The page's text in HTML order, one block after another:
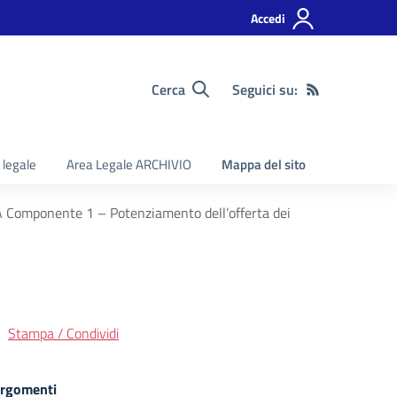
Accedi
Cerca Seguici su:
Area Legale ARCHIVIO Mappa del sito
Componente 1 – Potenziamento dell’offerta dei
Stampa / Condividi